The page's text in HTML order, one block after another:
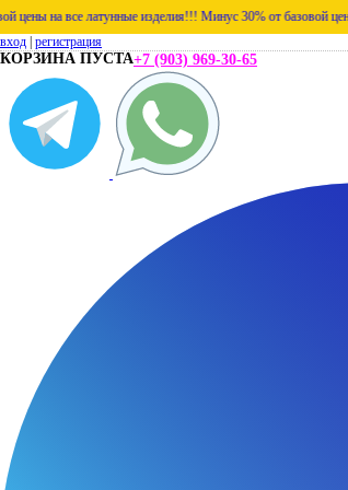
все латунные изделия!!! Минус 30% от базовой цены на
вход регистрация
КОРЗИНА ПУСТА+7 (903) 969-30-65